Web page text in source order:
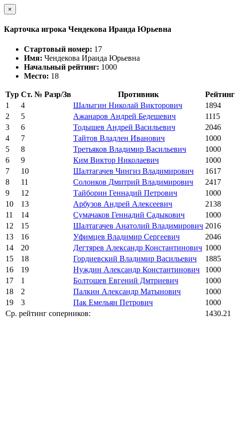
×
Карточка игрока Чендекова Ираида Юрьевна
Стартовый номер: 17
Имя: Чендекова Ираида Юрьевна
Начальный рейтинг: 1000
Место: 18
Тур Ст. № Разр/Зв Противник Рейтинг
1
4 Шалыгин Николай Викторович 1894
2
5 Ажанаров Андрей Бедешевич 1115
3
6 Тодышев Андрей Васильевич 2046
4
7 Тайтов Владлен Иванович 1000
5
8 Третьяков Владимир Васильевич 1000
6
9 Ким Виктор Николаевич 1000
7
10 Шалтагачев Чингиз Владимирович 1617
8
11 Солонков Дмитрий Владимирович 2417
9
12 Тайборин Геннадий Петрович 1000
10
13 Арбузов Андрей Алексеевич 2138
11
14 Сумачаков Геннадий Садыкович 1000
12
15 Шалтагачев Анатолий Владимирович 2016
13
16 Уфимцев Владимир Сергеевич 2046
14
20 Дегтярев Александр Константинович 1000
15
18 Гордиевский Владимир Васильевич 1885
16
19 Нуждин Александр Константинович 1000
17
1 Болтошев Евгений Дмтриевич 1000
18
2 Палкин Александр Матынович 1000
19
3 Пак Емельян Петрович 1000
Ср. рейтинг соперников:
1430.21